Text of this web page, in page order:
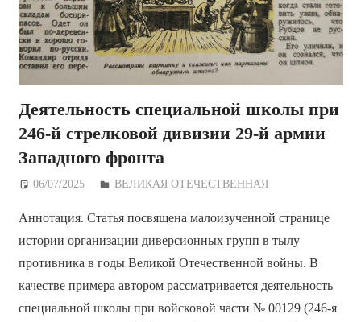
Деятельность специальной школы при
246-й стрелковой дивизии 29-й армии
Западного фронта
06/07/2025 Дежурный по Редакции
ВЕЛИКАЯ ОТЕЧЕСТВЕННАЯ
Аннотация. Статья посвящена малоизученной странице
истории организации диверсионных групп в тылу
противника в годы Великой Отечественной войны. В
качестве примера автором рассматривается деятельность
специальной школы при войсковой части № 00129 (246-я